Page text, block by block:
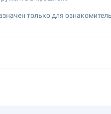
только для